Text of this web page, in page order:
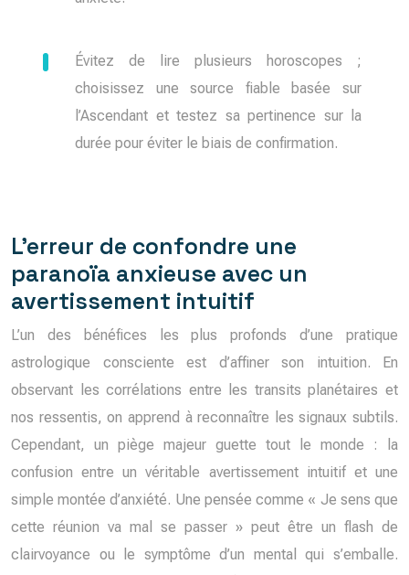
Évitez de lire plusieurs horoscopes ;
choisissez une source fiable basée sur
l’Ascendant et testez sa pertinence sur la
durée pour éviter le biais de confirmation.
L’erreur de confondre une
paranoïa anxieuse avec un
avertissement intuitif
L’un des bénéfices les plus profonds d’une pratique
astrologique consciente est d’affiner son intuition. En
observant les corrélations entre les transits planétaires et
nos ressentis, on apprend à reconnaître les signaux subtils.
Cependant, un piège majeur guette tout le monde : la
confusion entre un véritable avertissement intuitif et une
simple montée d’anxiété. Une pensée comme « Je sens que
cette réunion va mal se passer » peut être un flash de
clairvoyance ou le symptôme d’un mental qui s’emballe.